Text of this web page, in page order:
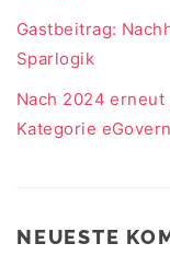
Gastbeitrag:
Sparlogik
Nach 2024 erneut
Kategorie
NEUESTE